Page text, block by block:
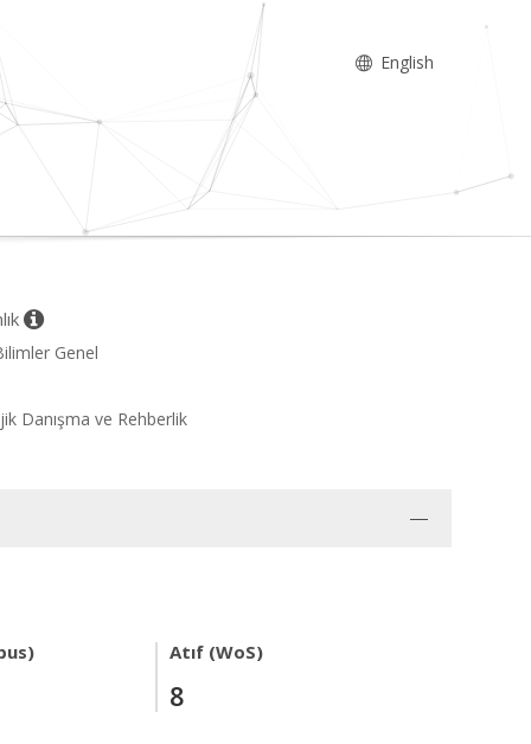
English
Genel
Danışma ve Rehberlik
Atıf (WoS)
8